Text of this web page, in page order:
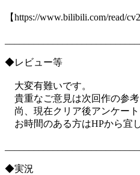
【https://www.bilibili.com/read/
◆レビュー等
大変有難いです。
貴重なご意見は次回作の参考
尚、現在クリア後アンケート
お時間のある方はHPから宜
◆実況